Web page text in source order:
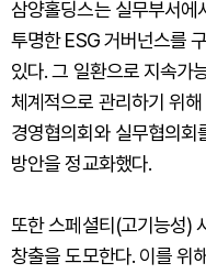
삼양홀딩스는 실무부서에
투명한 ESG 거버넌스를
있다. 그 일환으로 지속가
체계적으로 관리하기 위
경영협의회와 실무협의회
방안을 정교화했다.
또한 스페셜티(고기능성)
창출을 도모한다. 이를 위